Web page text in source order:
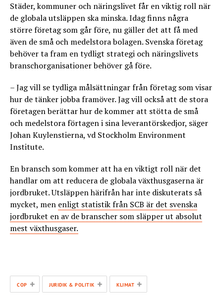
Städer, kommuner och näringslivet får en viktig roll när
de globala utsläppen ska minska. Idag finns några
större företag som går före, nu gäller det att få med
även de små och medelstora bolagen. Svenska företag
behöver ta fram en tydligt strategi och näringslivets
branschorganisationer behöver gå före.
– Jag vill se tydliga målsättningar från företag som visar
hur de tänker jobba framöver. Jag vill också att de stora
företagen berättar hur de kommer att stötta de små
och medelstora förtagen i sina leverantörskedjor, säger
Johan Kuylenstierna, vd Stockholm Environment
Institute.
En bransch som kommer att ha en viktigt roll när det
handlar om att reducera de globala växthusgaserna är
jordbruket. Utsläppen härifrån har inte diskuterats så
mycket, men enligt statistik från SCB är det svenska
jordbruket en av de branscher som släpper ut absolut
mest växthusgaser.
COP + JURIDIK & POLITIK + KLIMAT +